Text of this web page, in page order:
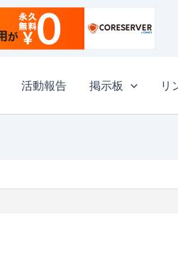
活動報告 掲示板 リ